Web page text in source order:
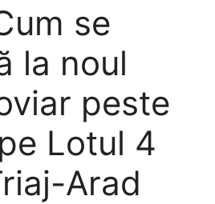
se
la noul
peste
Lotul 4
Arad